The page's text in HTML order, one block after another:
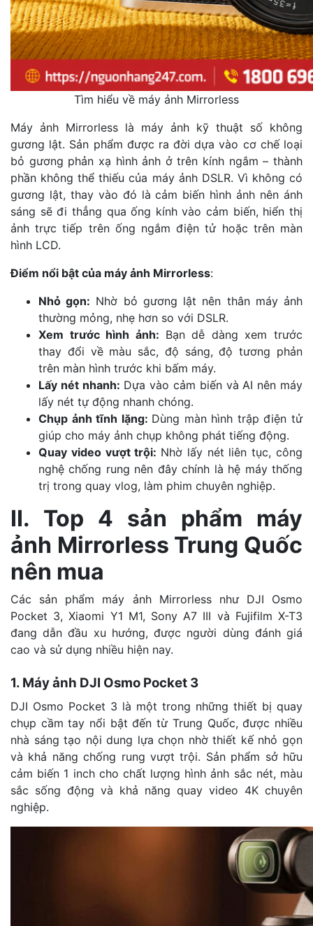
Tìm hiểu về máy ảnh Mirrorless
Máy ảnh Mirrorless là máy ảnh kỹ thuật số không
gương lật. Sản phẩm được ra đời dựa vào cơ chế loại
bỏ gương phản xạ hình ảnh ở trên kính ngắm – thành
phần không thể thiếu của máy ảnh DSLR. Vì không có
gương lật, thay vào đó là cảm biến hình ảnh nên ánh
sáng sẽ đi thẳng qua ống kính vào cảm biến, hiển thị
ảnh trực tiếp trên ống ngắm điện tử hoặc trên màn
hình LCD.
Điểm nổi bật của máy ảnh Mirrorless:
Nhỏ gọn: Nhờ bỏ gương lật nên thân máy ảnh
thường mỏng, nhẹ hơn so với DSLR.
Xem trước hình ảnh: Bạn dễ dàng xem trước
thay đổi về màu sắc, độ sáng, độ tương phản
trên màn hình trước khi bấm máy.
Lấy nét nhanh: Dựa vào cảm biến và AI nên máy
lấy nét tự động nhanh chóng.
Chụp ảnh tĩnh lặng: Dùng màn hình trập điện tử
giúp cho máy ảnh chụp không phát tiếng động.
Quay video vượt trội: Nhờ lấy nét liên tục, công
nghệ chống rung nên đây chính là hệ máy thống
trị trong quay vlog, làm phim chuyên nghiệp.
II. Top 4 sản phẩm máy
ảnh Mirrorless Trung Quốc
nên mua
Các sản phẩm máy ảnh Mirrorless như DJI Osmo
Pocket 3, Xiaomi Y1 M1, Sony A7 III và Fujifilm X-T3
đang dẫn đầu xu hướng, được người dùng đánh giá
cao và sử dụng nhiều hiện nay.
1. Máy ảnh DJI Osmo Pocket 3
DJI Osmo Pocket 3 là một trong những thiết bị quay
chụp cầm tay nổi bật đến từ Trung Quốc, được nhiều
nhà sáng tạo nội dung lựa chọn nhờ thiết kế nhỏ gọn
và khả năng chống rung vượt trội. Sản phẩm sở hữu
cảm biến 1 inch cho chất lượng hình ảnh sắc nét, màu
sắc sống động và khả năng quay video 4K chuyên
nghiệp.